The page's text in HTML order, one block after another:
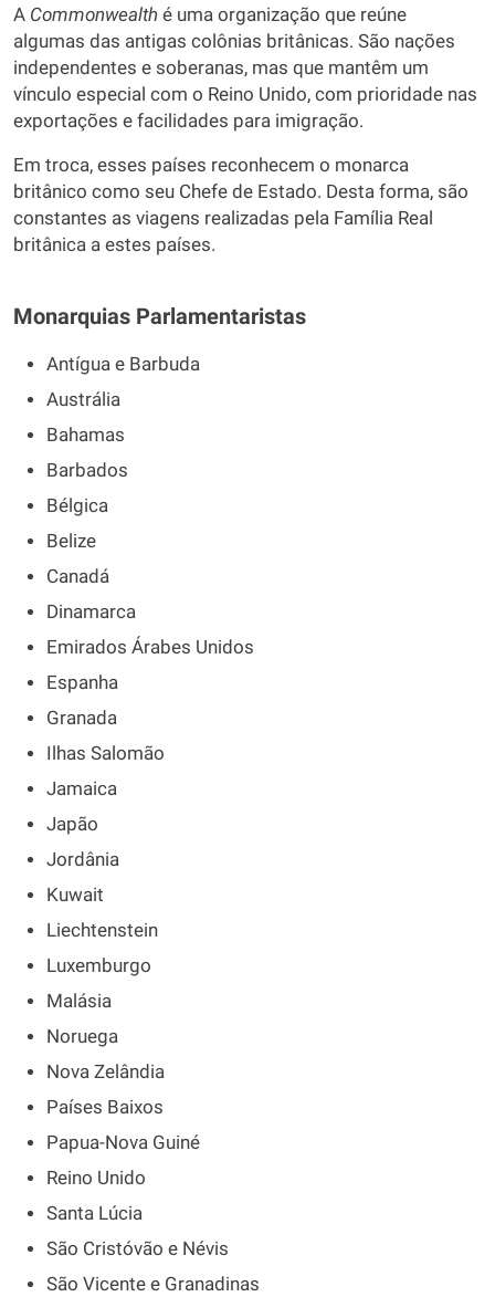
A Commonwealth é uma organização que reúne
algumas das antigas colônias britânicas. São nações
independentes e soberanas, mas que mantêm um
vínculo especial com o Reino Unido, com prioridade nas
exportações e facilidades para imigração.
Em troca, esses países reconhecem o monarca
britânico como seu Chefe de Estado. Desta forma, são
constantes as viagens realizadas pela Família Real
britânica a estes países.
Monarquias Parlamentaristas
Antígua e Barbuda
Austrália
Bahamas
Barbados
Bélgica
Belize
Canadá
Dinamarca
Emirados Árabes Unidos
Espanha
Granada
Ilhas Salomão
Jamaica
Japão
Jordânia
Kuwait
Liechtenstein
Luxemburgo
Malásia
Noruega
Nova Zelândia
Países Baixos
Papua-Nova Guiné
Reino Unido
Santa Lúcia
São Cristóvão e Névis
São Vicente e Granadinas